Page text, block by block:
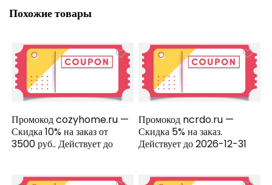
Похожие товары
Промокод cozyhome.ru —
Скидка 10% на заказ от
3500 руб.. Действует до
Промокод ncrdo.ru —
Скидка 5% на заказ.
Действует до 2026-12-31